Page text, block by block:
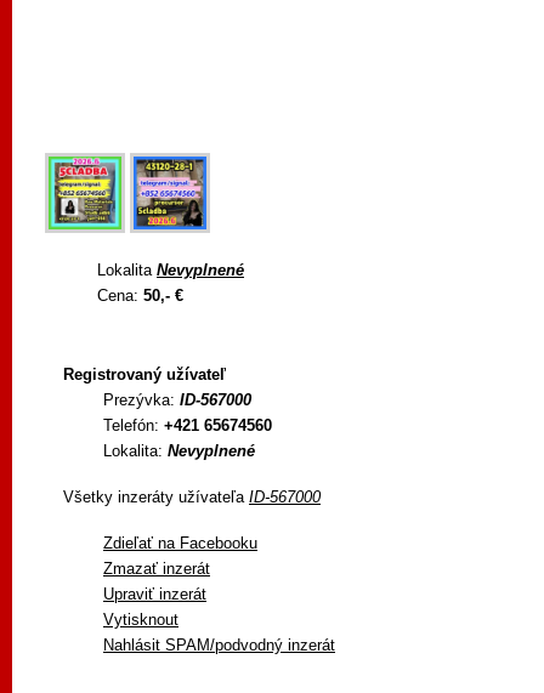
Lokalita Nevyplnené
Cena: 50,- €
Registrovaný užívateľ
Prezývka: ID-567000
Telefón: +421 65674560
Lokalita: Nevyplnené
Všetky inzeráty užívateľa ID-567000
Zdieľať na Facebooku
Zmazať inzerát
Upraviť inzerát
Vytisknout
Nahlásit SPAM/podvodný inzerát